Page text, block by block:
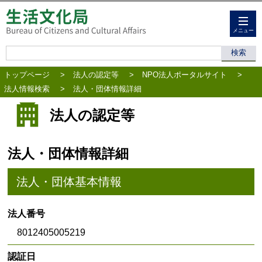
メニュー
トップページ > 法人の認定等 > NPO法人ポータルサイト
>
法人情報検索
> 法人・団体情報詳細
法人の認定等
法人・団体情報詳細
法人・団体基本情報
法人番号
8012405005219
認証日